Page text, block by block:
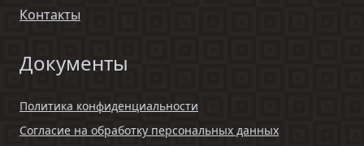
Контакты
Документы
Политика конфиденциальности
Согласие на обработку персональных данных